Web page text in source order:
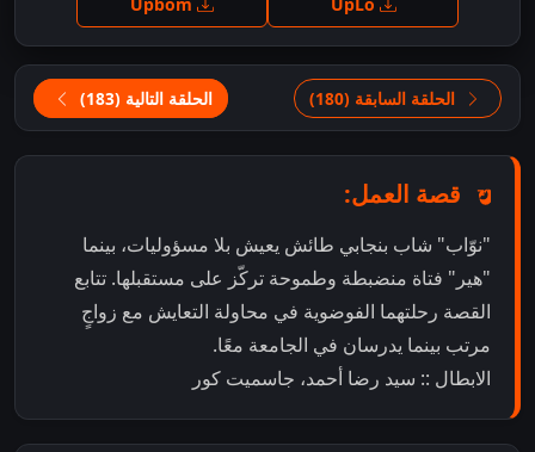
الحلقة السابقة (180) الحلقة التالية (183)
قصة العمل:
"نوّاب" شاب بنجابي طائش يعيش بلا مسؤوليات، بينما
"هير" فتاة منضبطة وطموحة تركّز على مستقبلها. تتابع
القصة رحلتهما الفوضوية في محاولة التعايش مع زواجٍ
مرتب بينما يدرسان في الجامعة معًا.
الابطال :: سيد رضا أحمد، جاسميت كور